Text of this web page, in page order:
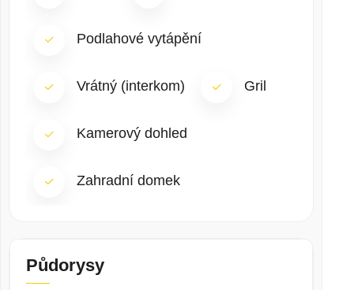
Podlahové vytápění
Vrátný (interkom) Gril
Kamerový dohled
Zahradní domek
Půdorysy